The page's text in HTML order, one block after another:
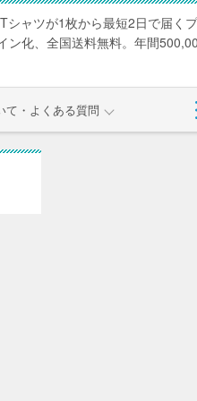
シャツが1枚から最短2日で届く
ン化、全国送料無料。年間
て・よくある質問